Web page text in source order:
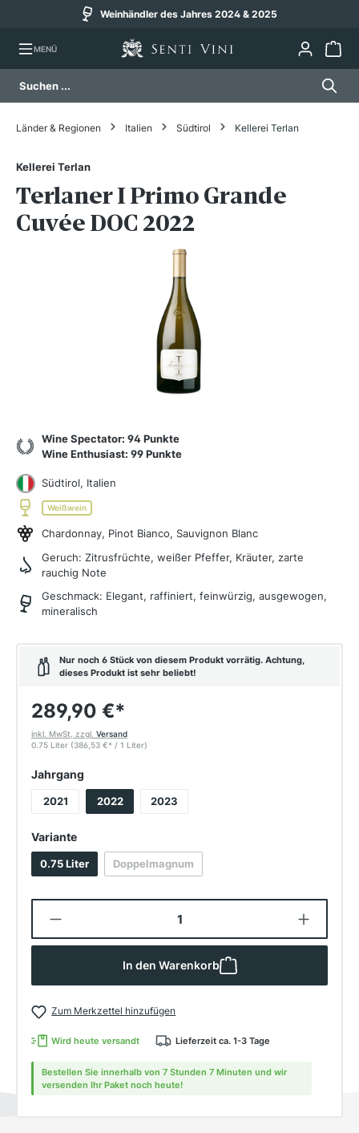
Weinhändler des Jahres 2024 & 2025
MENÜ
Bildergalerie überspringen
Länder & Regionen Italien Südtirol Kellerei Terlan
Kellerei Terlan
Terlaner I Primo Grande
Cuvée DOC 2022
Wine Spectator: 94 Punkte
Wine Enthusiast: 99 Punkte
Südtirol, Italien
Weißwein
Chardonnay, Pinot Bianco, Sauvignon Blanc
Geruch: Zitrusfrüchte, weißer Pfeffer, Kräuter, zarte
rauchig Note
Geschmack: Elegant, raffiniert, feinwürzig, ausgewogen,
mineralisch
Nur noch 6 Stück von diesem Produkt vorrätig. Achtung,
dieses Produkt ist sehr beliebt!
289,90 €*
inkl. MwSt, zzgl. Versand
0.75 Liter (386,53 €* / 1 Liter)
Jahrgang
2021 2022 2023
Varianteauswählen
0.75 Liter Doppelmagnum(Diese Option ist zurzeit nicht verfügbar.)
Produkt Anzahl: Gib den
In den Warenkorb
Zum Merkzettel hinzufügen
Wird heute versandt Lieferzeit ca. 1-3 Tage
Bestellen Sie innerhalb von 7 Stunden 7 Minuten und wir
versenden Ihr Paket noch heute!